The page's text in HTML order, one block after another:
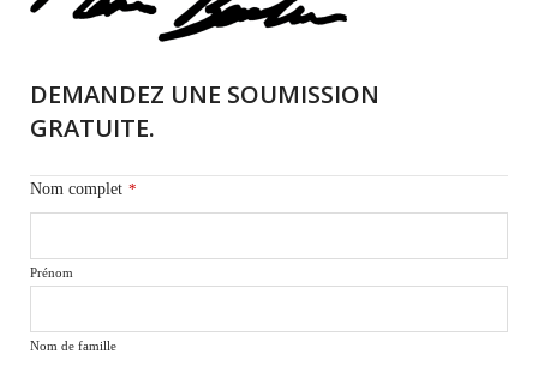
DEMANDEZ UNE SOUMISSION
GRATUITE.
Nom complet *
Prénom
Nom de famille